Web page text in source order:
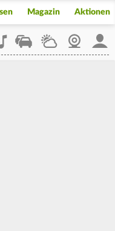
Magazin Aktionen
StaupilotWetterWebcam